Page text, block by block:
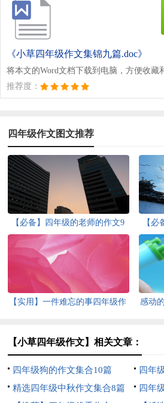
《小草四年级作文集锦九篇.doc》
将本文的Word文档下载到电脑，方便收藏
推荐度：
四年级作文图文推荐
【必备】四年级的老师的作文9
篇
【
【实用】一件难忘的事四年级作
感动
【小草四年级作文】相关文章：
四年级狗的作文集合10篇
四年
精选四年级中秋作文集合8篇
四年